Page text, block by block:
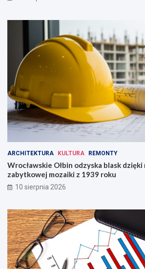
ą
s
k
a
!
ARCHITEKTURA KULTURA REMONTY
Wrocławskie Ołbin odzyska blask
zabytkowej mozaiki z 1939 roku
10 sierpnia 2026